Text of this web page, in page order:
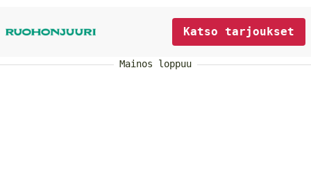
Katso tarjoukset
Mainos loppuu